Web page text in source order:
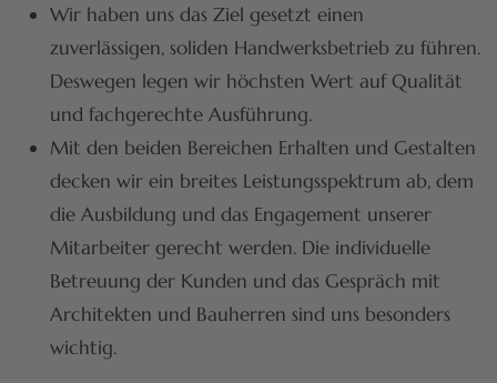
Wir haben uns das Ziel gesetzt einen
zuverlässigen, soliden Handwerksbetrieb zu führen.
Deswegen legen wir höchsten Wert auf Qualität
und fachgerechte Ausführung.
Mit den beiden Bereichen Erhalten und Gestalten
decken wir ein breites Leistungsspektrum ab, dem
die Ausbildung und das Engagement unserer
Mitarbeiter gerecht werden. Die individuelle
Betreuung der Kunden und das Gespräch mit
Architekten und Bauherren sind uns besonders
wichtig.